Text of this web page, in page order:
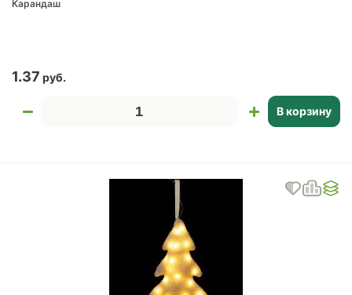
Карандаш
1.37
В корзину